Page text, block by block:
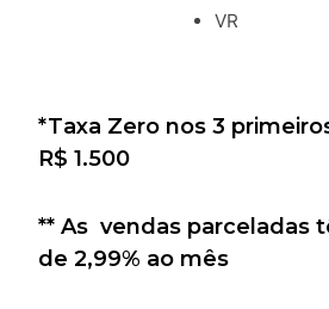
VR
*Taxa Zero nos 3
R$ 1.500
** As vendas parceladas
de 2,99% ao mês